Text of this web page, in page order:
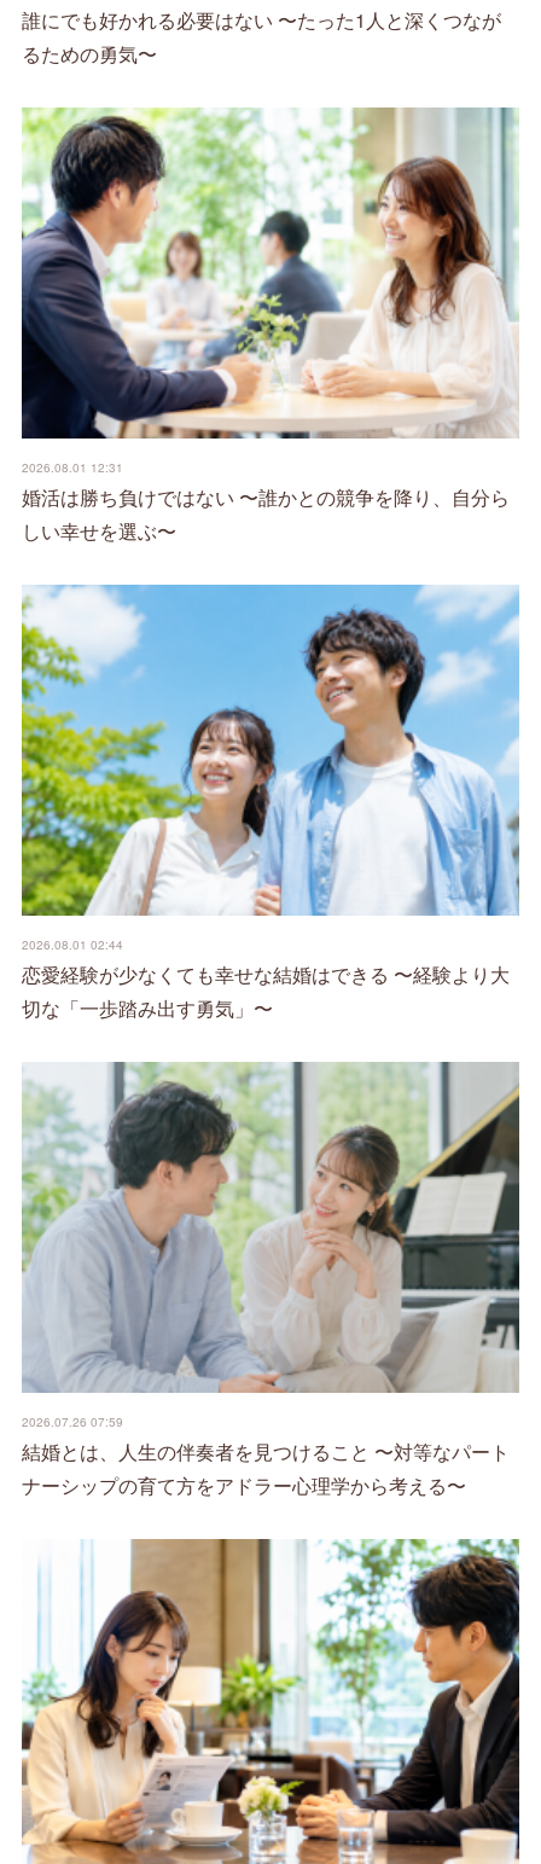
誰にでも好かれる必要はない 〜たった1人と深くつなが
るための勇気〜
2026.08.01 12:31
婚活は勝ち負けではない 〜誰かとの競争を降り、自分ら
しい幸せを選ぶ〜
2026.08.01 02:44
恋愛経験が少なくても幸せな結婚はできる 〜経験より大
切な「一歩踏み出す勇気」〜
2026.07.26 07:59
結婚とは、人生の伴奏者を見つけること 〜対等なパート
ナーシップの育て方をアドラー心理学から考える〜